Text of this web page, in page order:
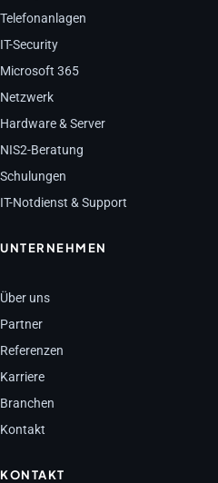
Telefonanlagen
IT-Security
Microsoft 365
Netzwerk
Hardware & Server
NIS2-Beratung
Schulungen
IT-Notdienst & Support
UNTERNEHMEN
Über uns
Partner
Referenzen
Karriere
Branchen
Kontakt
KONTAKT